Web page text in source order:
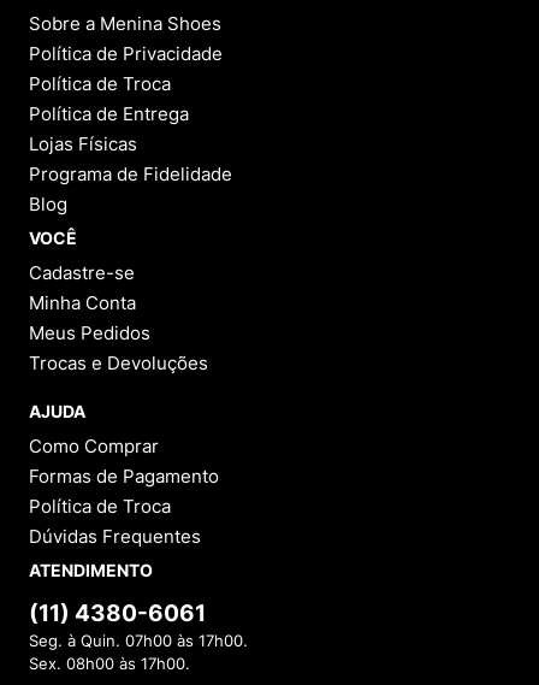
Sobre a Menina Shoes
Política de Privacidade
Política de Troca
Política de Entrega
Lojas Físicas
Programa de Fidelidade
Blog
VOCÊ
Cadastre-se
Minha Conta
Meus Pedidos
Trocas e Devoluções
AJUDA
Como Comprar
Formas de Pagamento
Política de Troca
Dúvidas Frequentes
ATENDIMENTO
(11) 4380-6061
Seg. à Quin. 07h00 às 17h00.
Sex. 08h00 às 17h00.